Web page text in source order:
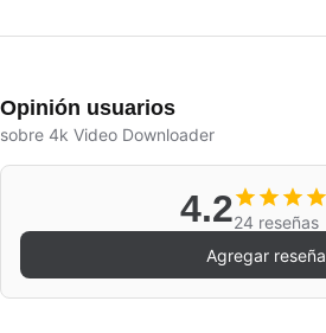
Opinión usuarios
sobre 4k Video Downloader
4.224 reseñas
Agregar reseña